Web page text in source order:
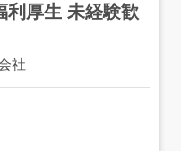
利厚生 未経験歓
社